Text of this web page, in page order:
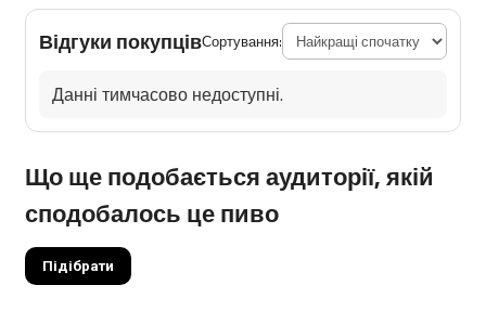
Відгуки покупцівСортування:
Данні тимчасово недоступні.
Що ще подобається аудиторії, якій
сподобалось це пиво
Підібрати